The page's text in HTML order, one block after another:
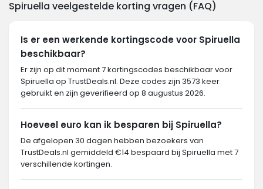
Spiruella veelgestelde korting vragen (FAQ)
Is er een werkende kortingscode voor Spiruella
beschikbaar?
Er zijn op dit moment 7 kortingscodes beschikbaar voor
Spiruella op TrustDeals.nl. Deze codes zijn 3573 keer
gebruikt en zijn geverifieerd op 8 augustus 2026.
Hoeveel euro kan ik besparen bij Spiruella?
De afgelopen 30 dagen hebben bezoekers van
TrustDeals.nl gemiddeld €14 bespaard bij Spiruella met 7
verschillende kortingen.